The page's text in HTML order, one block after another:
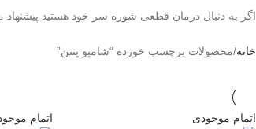
اگر به دنبال درمان قطعی شوره سر خود هستید
خانه محصولات برچسب خورده “شامپو پنتن”
اتمام موجودی اتمام